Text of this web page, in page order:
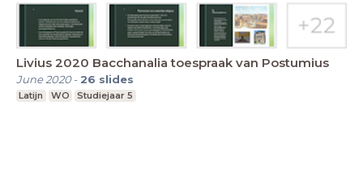
Livius 2020 Bacchanalia toespraak van Postumius
June 2020- 26 slides
Latijn WO Studiejaar 5